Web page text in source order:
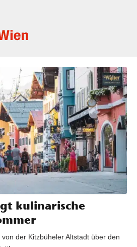
kulinarische
der Kitzbüheler Altstadt über den